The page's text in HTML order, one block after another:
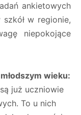
ankietowych
w regionie,
niepokojące
wieku:
już uczniowie
To u nich